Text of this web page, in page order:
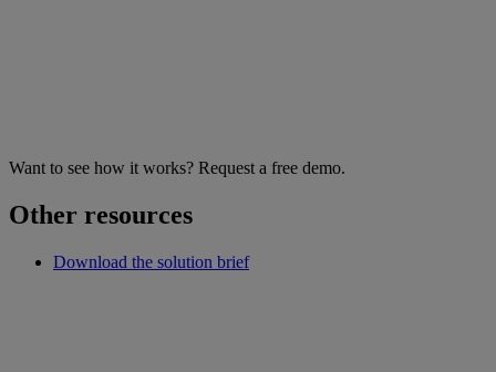
Want to see how it works? Request a free demo.
Other resources
Download the solution brief